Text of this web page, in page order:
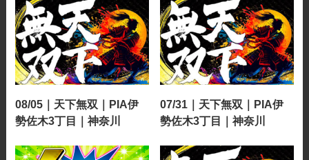
08/05｜天下無双｜PIA伊
勢佐木3丁目｜神奈川
07/31｜天下無双｜PIA伊
勢佐木3丁目｜神奈川